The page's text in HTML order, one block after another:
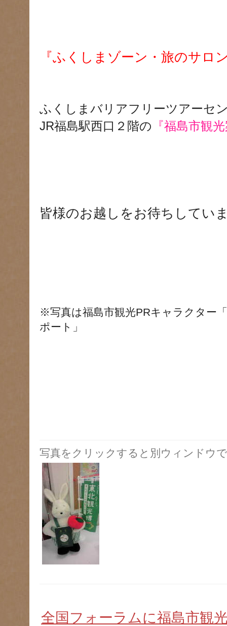
『ふくしまゾーン・旅のサロ
ふくしまバリアフリーツアーセ
JR福島駅西口２階の 『福島市観
皆様のお越しをお待ちしてい
※写真は福島市観光PRキャラクター
ポート」
写真をクリックすると別ウィンドウ
全国フォーラムに福島市観